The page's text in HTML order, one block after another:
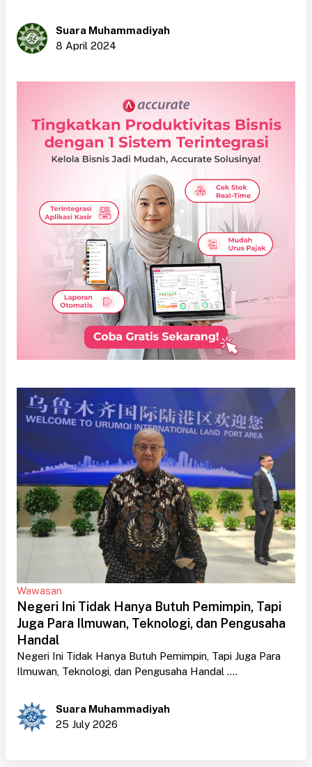
Suara Muhammadiyah
8 April 2024
Wawasan
Negeri Ini Tidak Hanya Butuh Pemimpin, Tapi
Juga Para Ilmuwan, Teknologi, dan Pengusaha
Handal
Negeri Ini Tidak Hanya Butuh Pemimpin, Tapi Juga Para
Ilmuwan, Teknologi, dan Pengusaha Handal ....
Suara Muhammadiyah
25 July 2026